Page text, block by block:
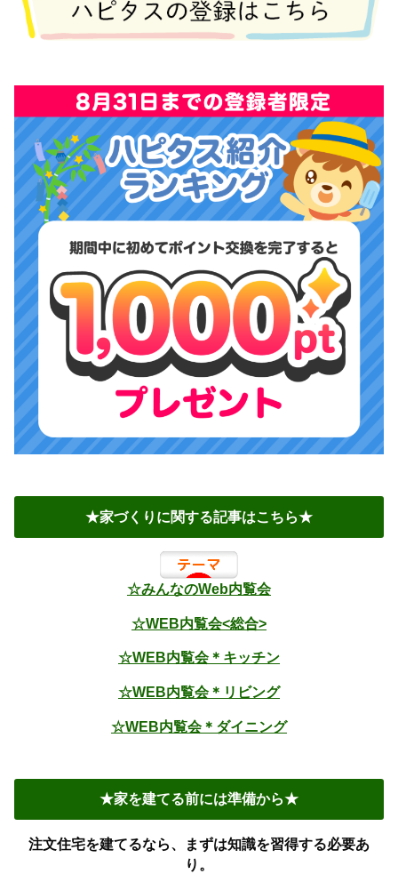
★家づくりに関する記事はこちら★
☆みんなのWeb内覧会
☆WEB内覧会<総合>
☆WEB内覧会＊キッチン
☆WEB内覧会＊リビング
☆WEB内覧会＊ダイニング
★家を建てる前には準備から★
注文住宅を建てるなら、まずは知識を習得する必要あ
り。